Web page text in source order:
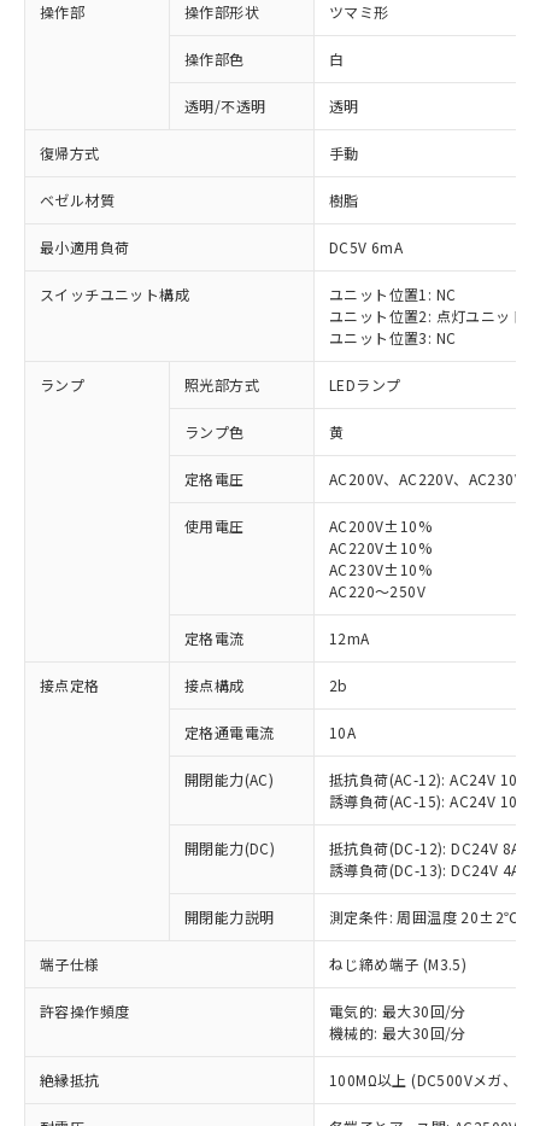
操作部 操作部形状 ツマミ形
操作部色 白
透明/不透明 透明
復帰方式 手動
ベゼル材質 樹脂
最小適用負荷 DC5V 6mA
スイッチユニット構成
ユニット位置1: NC
ユニット位置2: 点灯ユニット
ユニット位置3: NC
ランプ 照光部方式 LEDランプ
ランプ色 黄
定格電圧 AC200V、AC220V、AC230V
使用電圧
AC200V±10%
AC220V±10%
AC230V±10%
AC220～250V
定格電流 12mA
接点定格 接点構成 2b
定格通電電流 10A
開閉能力(AC)
抵抗負荷(AC-12): AC24V 10A/
誘導負荷(AC-15): AC24V
開閉能力(DC)
抵抗負荷(DC-12): DC24V 8A/
誘導負荷(DC-13): DC24V 4A/
開閉能力説明 測定条件: 周囲温度 20±2℃、
端子仕様 ねじ締め端子 (M3.5)
許容操作頻度
電気的: 最大30回/分
機械的: 最大30回/分
絶縁抵抗 100MΩ以上 (DC500Vメガ、点
以下の条件をお読みいただき、同意のうえ
本サービスは、当社制御機器事業取扱
商品の当社在庫状況および標準価格
(税抜)を提供させていただくもので
本サービスの対象外となる商品もある
ことをご了承ください。
在庫状況および標準価格照会結果は、
記載している更新日時点での社内デー
タに基づき作成されるものであり、閲
覧された時点での実際の在庫および標
対応済み：EU RoHS指令（10物質）の
非含有に対応した製品が提供可能な商品で
対応予定：EU RoHS指令（10物質）の非含
有に対応した製品に切り替える予定のある
対応予定なし：EU RoHS指令（10物質）の
非含有に非対応の商品で、対応品を出す予
調査・確認中：EU RoHS指令（10物質）の
非含有の対応状況を調査中または確認中の
非該当品：ライセンス料など無形物で、有
害物質有無と関係のない商品です。
仕入先様の事情により、非含有部品として
いたものが、含有品と判明した場合などや
むを得ず変更することがあります。
鉛(Pb) 1000ppm以下、 水銀(Hg) 1000ppm以下、 カド
六価クロム(Cr(Ⅵ)) 1000ppm以下、ポリ臭化ビフェニル
※1 中国RoHS○×表
「○」：最大均質材料含有率が中国RoHSの
基準値以下であることを示します。
「×」：最大均質材料含有率が中国RoHSの
基準値を超えていることを示します。
「－」：未確認です。当社販売部門へお問
*中国RoHS10物質の基準値 (GB/T26572)：
Pb(鉛) :1000ppm、 Hg(水銀) : 1000ppm、 Cd(カドミウ
当社は、これら貴社製品のうち、外国
為替および外国貿易法に定める商品
（以下｢規制貨物等」という）を輸出
または国外への提供する場合は、日本
国政府の輸出許可(または役務取引許
可)を取得するなどの必要な手続きを